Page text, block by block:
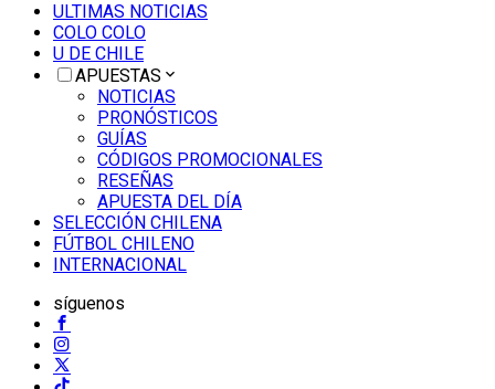
ULTIMAS NOTICIAS
COLO COLO
U DE CHILE
APUESTAS
NOTICIAS
PRONÓSTICOS
GUÍAS
CÓDIGOS PROMOCIONALES
RESEÑAS
APUESTA DEL DÍA
SELECCIÓN CHILENA
FÚTBOL CHILENO
INTERNACIONAL
síguenos